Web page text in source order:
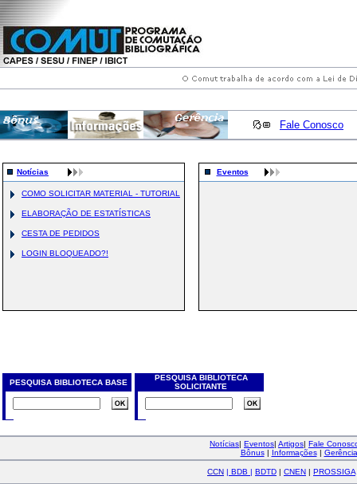
Fale Conosco
Notícias
COMO SOLICITAR MATERIAL - TUTORIAL
ELABORAÇÃO DE ESTATÍSTICAS
CESTA DE PEDIDOS
LOGIN BLOQUEADO?!
Eventos
PESQUISA BIBLIOTECA BASE
PESQUISA BIBLIOTECA
SOLICITANTE
Notícias| Eventos| Artigos| Fale
Bônus| Informações| Gerência
CCN | BDB | BDTD | CNEN | PROSSIGA